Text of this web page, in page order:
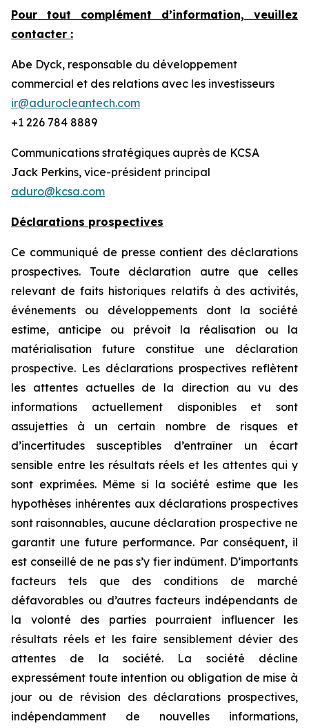
Pour tout complément d’information, veuillez
contacter :
Abe Dyck, responsable du développement
commercial et des relations avec les investisseurs
ir@adurocleantech.com
+1 226 784 8889
Communications stratégiques auprès de KCSA
Jack Perkins, vice-président principal
aduro@kcsa.com
Déclarations prospectives
Ce communiqué de presse contient des déclarations
prospectives. Toute déclaration autre que celles
relevant de faits historiques relatifs à des activités,
événements ou développements dont la société
estime, anticipe ou prévoit la réalisation ou la
matérialisation future constitue une déclaration
prospective. Les déclarations prospectives reflètent
les attentes actuelles de la direction au vu des
informations actuellement disponibles et sont
assujetties à un certain nombre de risques et
d’incertitudes susceptibles d’entraîner un écart
sensible entre les résultats réels et les attentes qui y
sont exprimées. Même si la société estime que les
hypothèses inhérentes aux déclarations prospectives
sont raisonnables, aucune déclaration prospective ne
garantit une future performance. Par conséquent, il
est conseillé de ne pas s’y fier indûment. D’importants
facteurs tels que des conditions de marché
défavorables ou d’autres facteurs indépendants de
la volonté des parties pourraient influencer les
résultats réels et les faire sensiblement dévier des
attentes de la société. La société décline
expressément toute intention ou obligation de mise à
jour ou de révision des déclarations prospectives,
indépendamment de nouvelles informations,